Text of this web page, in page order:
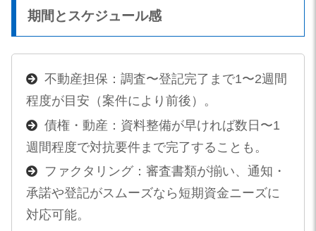
期間とスケジュール感
不動産担保：調査〜登記完了まで1〜2週間
程度が目安（案件により前後）。
債権・動産：資料整備が早ければ数日〜1
週間程度で対抗要件まで完了することも。
ファクタリング：審査書類が揃い、通知・
承諾や登記がスムーズなら短期資金ニーズに
対応可能。